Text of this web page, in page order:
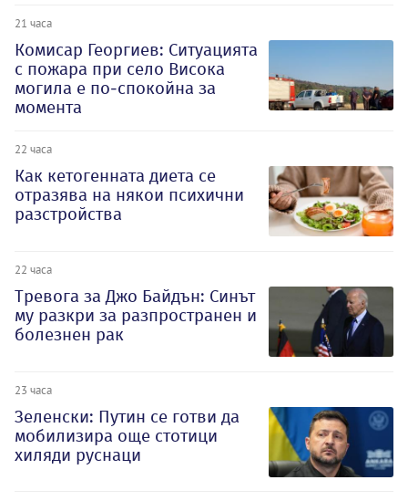
21 часа
Комисар Георгиев: Ситуацията
с пожара при село Висока
могила е по-спокойна за
момента
22 часа
Как кетогенната диета се
отразява на някои психични
разстройства
22 часа
Тревога за Джо Байдън: Синът
му разкри за разпространен и
болезнен рак
23 часа
Зеленски: Путин се готви да
мобилизира още стотици
хиляди руснаци